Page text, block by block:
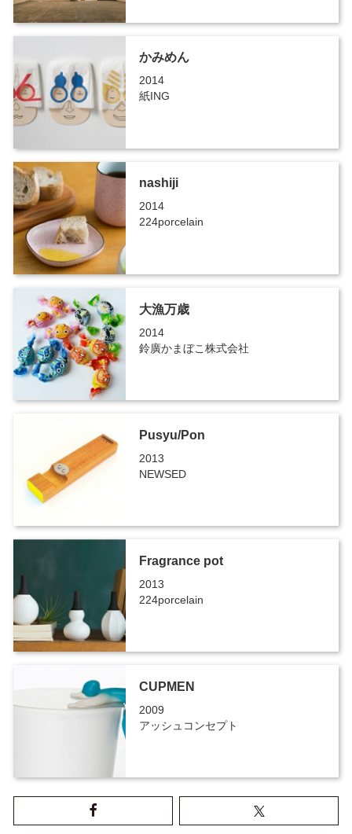
かみめん
2014
紙ING
nashiji
2014
224porcelain
大漁万歳
2014
鈴廣かまぼこ株式会社
Pusyu/Pon
2013
NEWSED
Fragrance pot
2013
224porcelain
CUPMEN
2009
アッシュコンセプト